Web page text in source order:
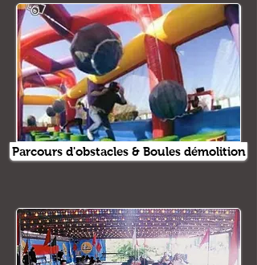
Parcours d'obstacles & Boules démolition